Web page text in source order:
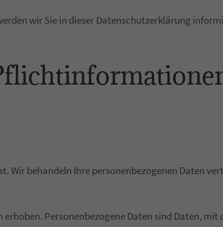
wir Sie in dieser Datenschutzerklärung
Wir behandeln Ihre personenbezogenen Daten
Personenbezogene Daten sind Daten,